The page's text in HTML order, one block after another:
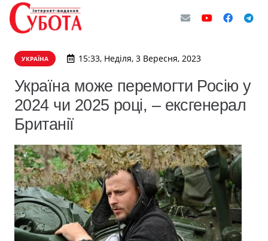
УКРАЇНА 15:33, Неділя, 3 Вересня, 2023
Україна може перемогти Росію у
2024 чи 2025 році, – ексгенерал
Британії